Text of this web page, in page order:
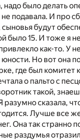
надо было делать
не подавала. И про
сыновья будут
было 15. И тоже я
как-то. У
Но вот она
где был комитет
о пальто с
такой,
разумно сказала,
Лучше все
Она так странно
раздумья